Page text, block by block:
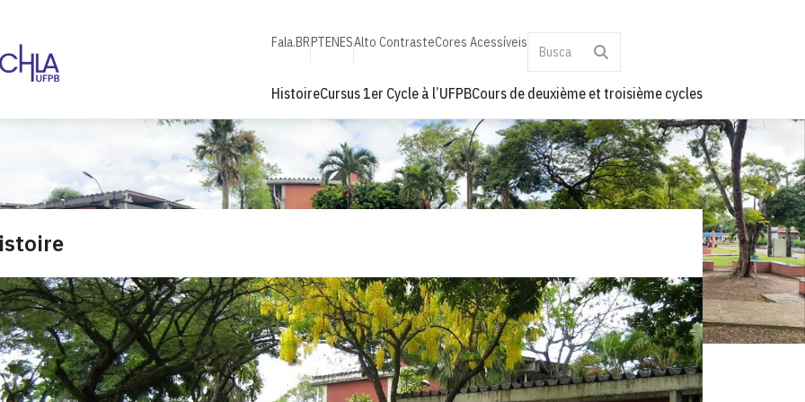
Fala.BRPTENESAlto ContrasteCores Acessíveis
HistoireCursus 1er Cycle à l’UFPBCours de deuxième et troisième cycles